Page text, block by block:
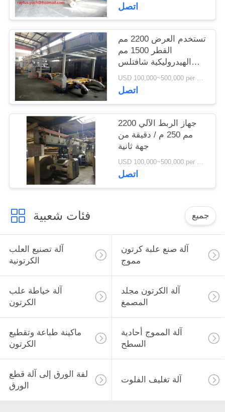
اتصل
تستخدم العرض 2200 مم
القطر 1500 مم
الهيدروليكية شافتلس
مطحنة لفة الوقوف
USD 100,000~500,000 per set MOQ:1 مجموعة
اتصل
جهاز الربط الآلي 2200
مم 250 م / دقيقة من
جهة ثانية
USD 100,000~500,000 per set MOQ:1 مجموعة
اتصل
فئات شعبية جميع
آلة تصنيع العلب
الكرتونية
آلة صنع علبة كرتون
مموج
آلة خياطة علب
الكرتون
آلة الكرتون مجلد
المصمغ
ماكينة طباعة وتقطيع
الكرتون
آلة المموج أحادية
السطح
لفة الورق إلى آلة قطع
الورق
آلة تغليف الفلوت